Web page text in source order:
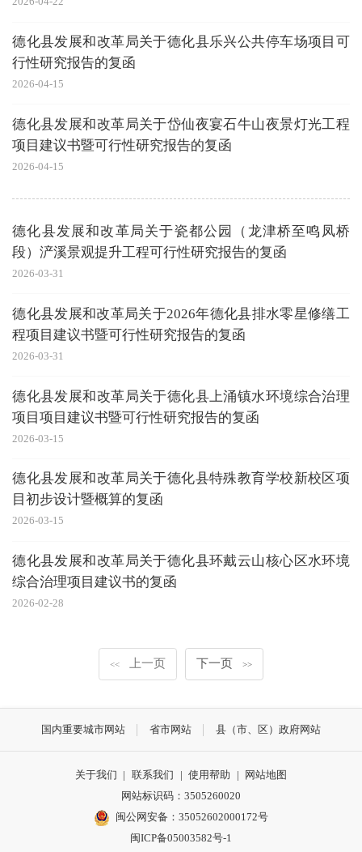
德化县发展和改革局关于德化县乐兴公共停车场项目可
行性研究报告的复函
2026-04-15
德化县发展和改革局关于岱仙夜宴石牛山夜景灯光工程
项目建议书暨可行性研究报告的复函
2026-04-15
德化县发展和改革局关于瓷都公园（龙津桥至鸣凤桥
段）浐溪景观提升工程可行性研究报告的复函
2026-03-31
德化县发展和改革局关于2026年德化县排水零星修缮工
程项目建议书暨可行性研究报告的复函
2026-03-31
德化县发展和改革局关于德化县上涌镇水环境综合治理
项目项目建议书暨可行性研究报告的复函
2026-03-15
德化县发展和改革局关于德化县特殊教育学校新校区项
目初步设计暨概算的复函
2026-03-15
德化县发展和改革局关于德化县环戴云山核心区水环境
综合治理项目建议书的复函
2026-02-28
<< 上一页 下一页 >>
国内重要城市网站 省市网站 县（市、区）政府网站
关于我们 | 联系我们 | 使用帮助 | 网站地图
网站标识码：3505260020
闽公网安备：35052602000172号
闽ICP备05003582号-1